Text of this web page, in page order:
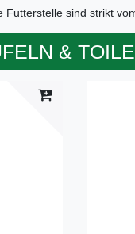
Futterstelle sind strikt
&